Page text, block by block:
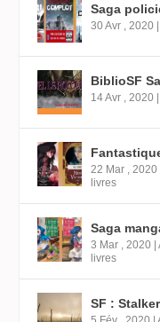
Saga
30 Avr , 2020
BiblioSF
14 Avr , 2020 |
22 Mar , 2020
livres
Saga
3 Mar , 2020 |
livres
SF :